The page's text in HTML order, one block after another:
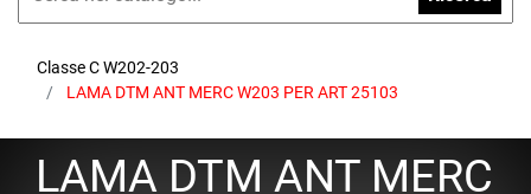
Classe C W202-203
LAMA DTM ANT MERC W203 PER ART 25103
LAMA DTM ANT MERC